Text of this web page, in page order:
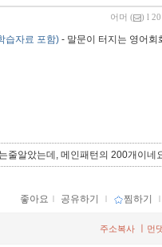
어머 ( ) l
습자료 포함) - 말문이 터지는 영어회
줄알았는데, 메인패턴의 200개이네
좋아요 ｌ 공유하기 ｌ 찜하기 ｌ
먼
주소복사